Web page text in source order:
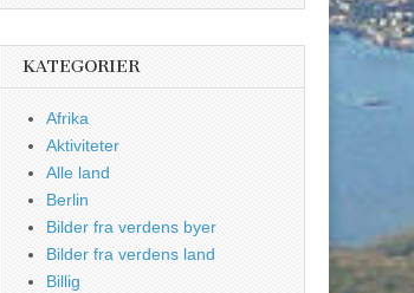
KATEGORIER
Afrika
Aktiviteter
Alle land
Berlin
Bilder fra verdens byer
Bilder fra verdens land
Billig